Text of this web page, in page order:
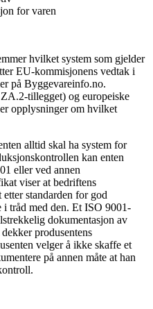
for varen
hvilket system som gjelder
EU-kommisjonens vedtak i
på Byggevareinfo.no.
tillegget) og europeiske
opplysninger om hvilket
alltid skal ha system for
kan enten
eller ved annen
viser at bedriftens
standarden for god
tråd med den. Et ISO 9001-
dokumentasjon av
produsentens
velger å ikke skaffe et
på annen måte at han